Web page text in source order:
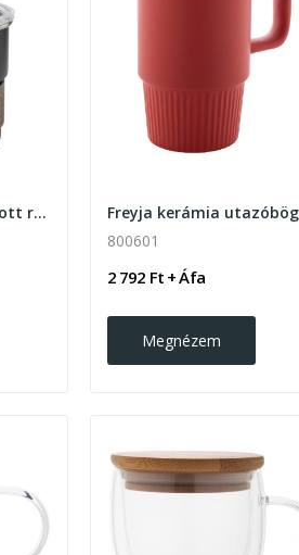
Waffee újrahasznosított rozsdamentes acél utazó...
800601
2 792 Ft + Áfa
Megnézem